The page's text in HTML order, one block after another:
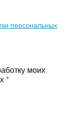
персональных
моих
*